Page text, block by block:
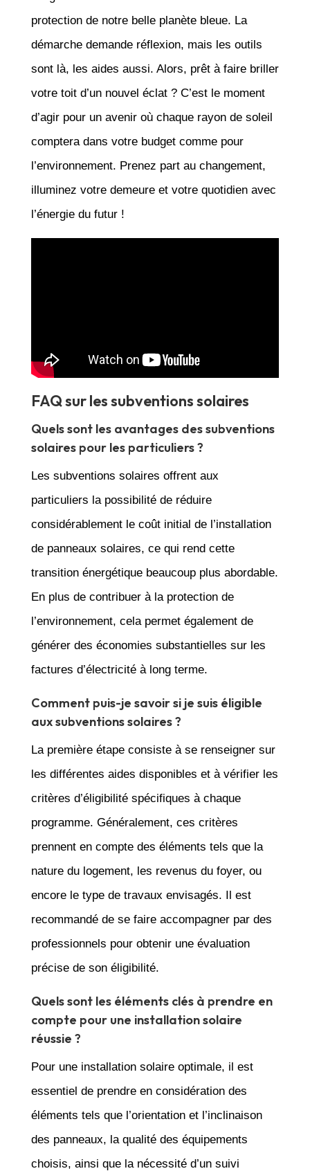
protection de notre belle planète bleue. La
démarche demande réflexion, mais les outils
sont là, les aides aussi. Alors, prêt à faire briller
votre toit d’un nouvel éclat ? C’est le moment
d’agir pour un avenir où chaque rayon de soleil
comptera dans votre budget comme pour
l’environnement. Prenez part au changement,
illuminez votre demeure et votre quotidien avec
l’énergie du futur !
FAQ sur les subventions solaires
Quels sont les avantages des subventions
solaires pour les particuliers ?
Les subventions solaires offrent aux
particuliers la possibilité de réduire
considérablement le coût initial de l’installation
de panneaux solaires, ce qui rend cette
transition énergétique beaucoup plus abordable.
En plus de contribuer à la protection de
l’environnement, cela permet également de
générer des économies substantielles sur les
factures d’électricité à long terme.
Comment puis-je savoir si je suis éligible
aux subventions solaires ?
La première étape consiste à se renseigner sur
les différentes aides disponibles et à vérifier les
critères d’éligibilité spécifiques à chaque
programme. Généralement, ces critères
prennent en compte des éléments tels que la
nature du logement, les revenus du foyer, ou
encore le type de travaux envisagés. Il est
recommandé de se faire accompagner par des
professionnels pour obtenir une évaluation
précise de son éligibilité.
Quels sont les éléments clés à prendre en
compte pour une installation solaire
réussie ?
Pour une installation solaire optimale, il est
essentiel de prendre en considération des
éléments tels que l’orientation et l’inclinaison
des panneaux, la qualité des équipements
choisis, ainsi que la nécessité d’un suivi